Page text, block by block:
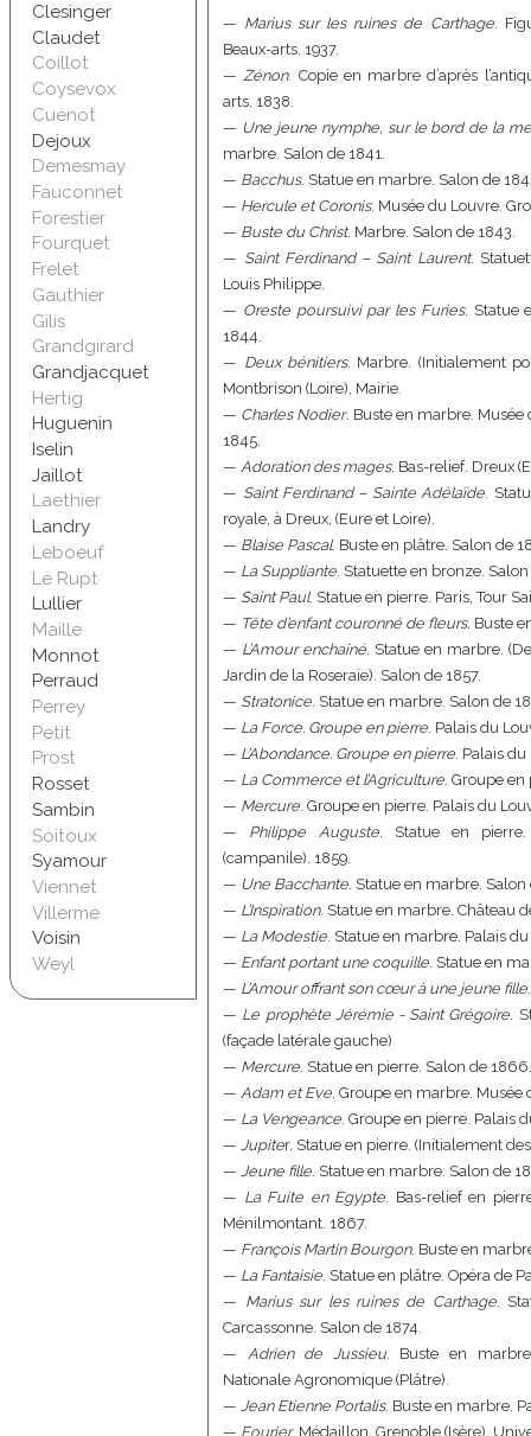
Clesinger
Claudet
Coillot
Coysevox
Cuenot
Dejoux
Demesmay
Fauconnet
Forestier
Fourquet
Frelet
Gauthier
Gilis
Grandgirard
Grandjacquet
Hertig
Huguenin
Iselin
Jaillot
Laethier
Landry
Leboeuf
Le Rupt
Lullier
Maille
Monnot
Perraud
Perrey
Petit
Prost
Rosset
Sambin
Soitoux
Syamour
Viennet
Villerme
Voisin
Weyl
— Marius sur les ruines de Carthage.
Beaux-arts. 1937.
— Zénon. Copie en marbre d’après
arts. 1838.
— Une jeune nymphe, sur le bord de la
marbre. Salon de 1841.
— Bacchus. Statue en marbre. Salon de
— Hercule et Coronis. Musée du Louvre.
— Buste du Christ. Marbre. Salon de 1843.
— Saint Ferdinand – Saint Laurent.
Louis Philippe.
— Oreste poursuivi par les Furies. Statue
1844.
— Deux bénitiers. Marbre. (Initialement
Montbrison (Loire), Mairie.
— Charles Nodier. Buste en marbre. Musée
1845.
— Adoration des mages. Bas-relief. Dreux
— Saint Ferdinand – Sainte Adélaïde .
royale, à Dreux, (Eure et Loire).
— Blaise Pascal. Buste en plâtre. Salon de
— La Suppliante . Statuette en bronze.
— Saint Paul. Statue en pierre. Paris, Tour
— Tête d’enfant couronné de fleurs. Buste
— L’Amour enchaîné . Statue en marbre.
Jardin de la Roseraie). Salon de 1857.
— Stratonice . Statue en marbre. Salon de
— La Force. Groupe en pierre . Palais du
— L’Abondance. Groupe en pierre . Palais
— La Commerce et l’Agriculture . Groupe
— Mercure . Groupe en pierre. Palais du
— Philippe Auguste. Statue en pierre.
(campanile). 1859.
— Une Bacchante . Statue en marbre. Salon
— L’Inspiration. Statue en marbre. Château
— La Modestie . Statue en marbre. Palais
— Enfant portant une coquille . Statue en
— L’Amour offrant son cœur à une jeune fille
— Le prophète Jérémie - Saint Grégoire .
(façade latérale gauche)
— Mercure . Statue en pierre. Salon de
— Adam et Eve . Groupe en marbre.
— La Vengeance . Groupe en pierre. Palais
— Jupiter. Statue en pierre. (Initialement
— Jeune fille . Statue en marbre. Salon de
— La Fuite en Egypte . Bas-relief en
Ménilmontant. 1867.
— François Martin Bourgon. Buste en
— La Fantaisie . Statue en plâtre. Opéra de
— Marius sur les ruines de Carthage.
Carcassonne. Salon de 1874.
— Adrien de Jussieu. Buste en
Nationale Agronomique (Plâtre).
— Jean Etienne Portalis. Buste en marbre.
— Fourier. Médaillon. Grenoble (Isère),